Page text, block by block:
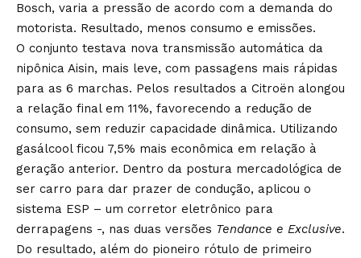
Bosch, varia a pressão de acordo com a demanda do
motorista. Resultado, menos consumo e emissões.
O conjunto testava nova transmissão automática da
nipônica Aisin, mais leve, com passagens mais rápidas
para as 6 marchas. Pelos resultados a Citroën alongou
a relação final em 11%, favorecendo a redução de
consumo, sem reduzir capacidade dinâmica. Utilizando
gasálcool ficou 7,5% mais econômica em relação à
geração anterior. Dentro da postura mercadológica de
ser carro para dar prazer de condução, aplicou o
sistema ESP – um corretor eletrônico para
derrapagens -, nas duas versões Tendance e Exclusive.
Do resultado, além do pioneiro rótulo de primeiro